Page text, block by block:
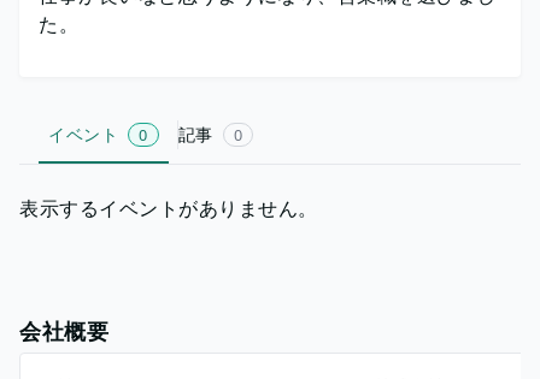
た。
イベント 0 記事 0
表示するイベントがありません。
会社概要